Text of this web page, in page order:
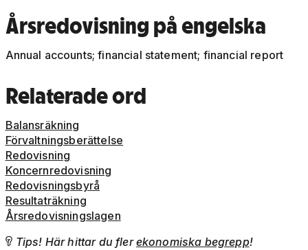
Årsredovisning på engelska
Annual accounts; financial statement; financial report
Relaterade ord
Balansräkning
Förvaltningsberättelse
Redovisning
Koncernredovisning
Redovisningsbyrå
Resultaträkning
Årsredovisningslagen
 Tips! Här hittar du flerekonomiska begrepp!